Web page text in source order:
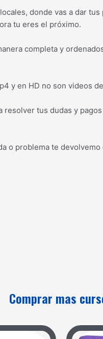
donde vas a dar
tu eres el próximo.
completa y
y en HD no son videos
resolver tus dudas y
o problema te
Comprar mas